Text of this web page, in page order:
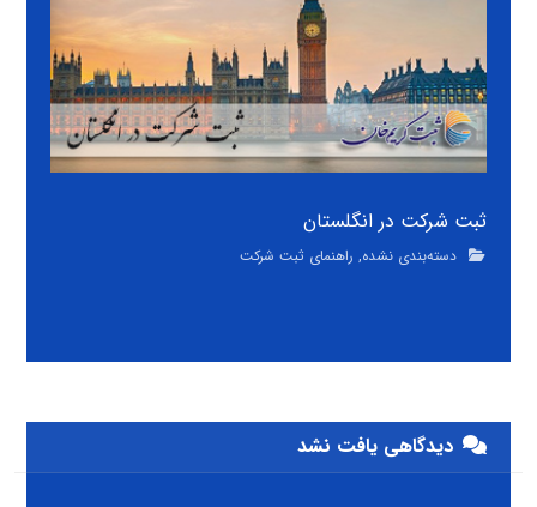
ثبت شرکت در انگلستان
دسته‌بندی نشده, راهنمای ثبت شرکت
دیدگاهی یافت نشد